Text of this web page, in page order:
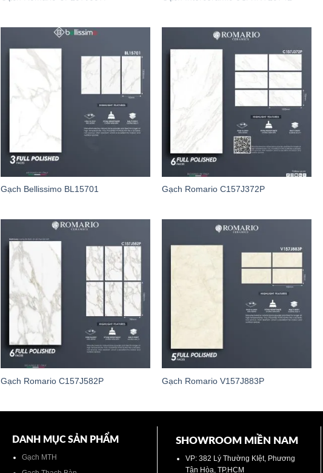
Gạch Bellissimo BL15701 Gạch Romario C157J372P
Gạch Romario C157J582P Gạch Romario V157J883P
DANH MỤC SẢN PHẨM
Gạch MTH
SHOWROOM MIỀN NAM
VP: 382 Lý Thường KIệt, Phương
Tân Hòa, TP.HCM